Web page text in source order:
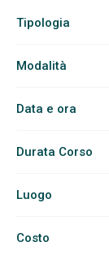
Tipologia
Modalità
Data e ora
Durata Corso
Luogo
Costo